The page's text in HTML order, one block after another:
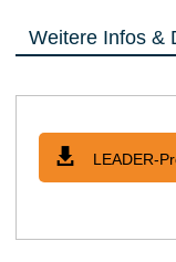
Weitere Infos &
LEADER-